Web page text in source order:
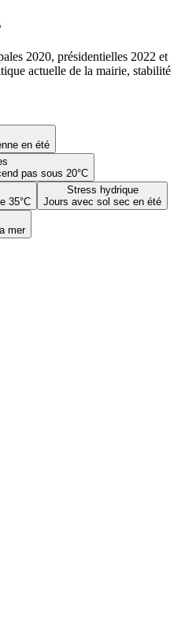
en été
pas sous 20°C
35°C
Stress hydrique
Jours avec sol sec en été
mer
2020, présidentielles 2022 et
actuelle de la mairie, stabilité